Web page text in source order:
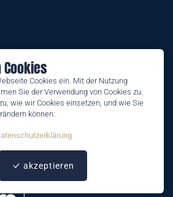
Cookies ein. Mit der Nutzung
Sie der Verwendung von Cookies zu.
wie wir Cookies einsetzen, und wie Sie
können:
akzeptieren